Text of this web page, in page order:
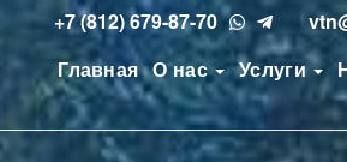
+7 (812) 679-87-70
Главная О нас Услуги